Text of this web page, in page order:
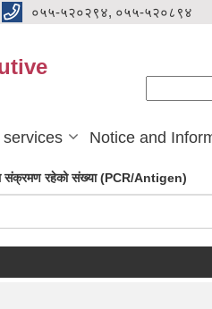
०५५-५२०२९४, ०५५-५२०८९४
Notice and
संक्रमण रहेको संख्या (PCR/Antigen)